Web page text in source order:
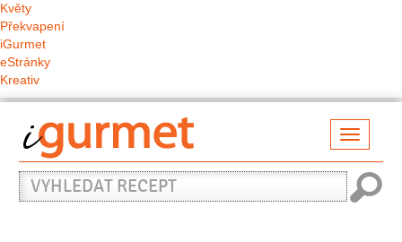
Květy
Překvapení
iGurmet
eStránky
Kreativ
Vyhledat
recept